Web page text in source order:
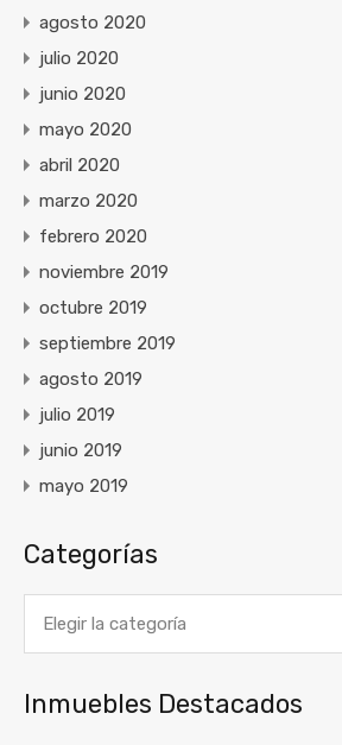
agosto 2020
julio 2020
junio 2020
mayo 2020
abril 2020
marzo 2020
febrero 2020
noviembre 2019
octubre 2019
septiembre 2019
agosto 2019
julio 2019
junio 2019
mayo 2019
Categorías
Inmuebles Destacados